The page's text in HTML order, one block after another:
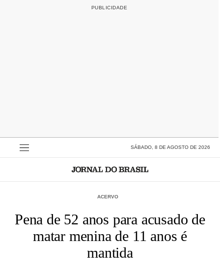
SÁBADO, 8 DE AGOSTO DE 2026
ACERVO
Pena de 52 anos para acusado de
matar menina de 11 anos é
mantida